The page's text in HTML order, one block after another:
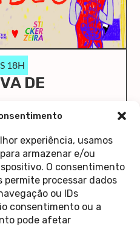
experiência, usamos
armazenar e/ou
O consentimento
permite processar dados
ou IDs
consentimento ou a
pode afetar
18H
DE
ocupar a Casa 1 de